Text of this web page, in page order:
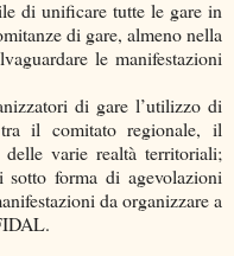
di unificare tutte le gare in
di gare, almeno nella
le manifestazioni
di gare l’utilizzo di
il comitato regionale, il
varie realtà territoriali;
forma di agevolazioni
da organizzare a